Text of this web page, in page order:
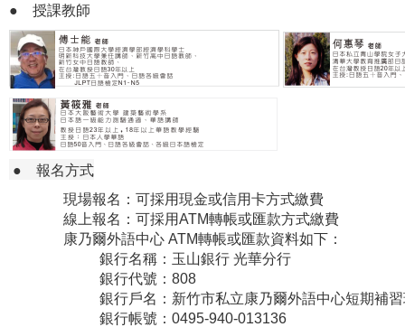
● 授課教師
● 報名方式
現場報名：可採用現金或信用卡方式繳費
線上報名：可採用ATM轉帳或匯款方式繳費
康乃爾外語中心 ATM轉帳或匯款資料如下：
銀行名稱：玉山銀行 光華分行
銀行代號：808
銀行戶名：新竹市私立康乃爾外語中心短期補習
銀行帳號：0495-940-013136